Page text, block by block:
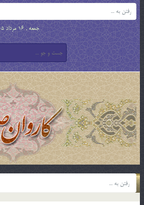
جمعه , 16 مرداد 1405